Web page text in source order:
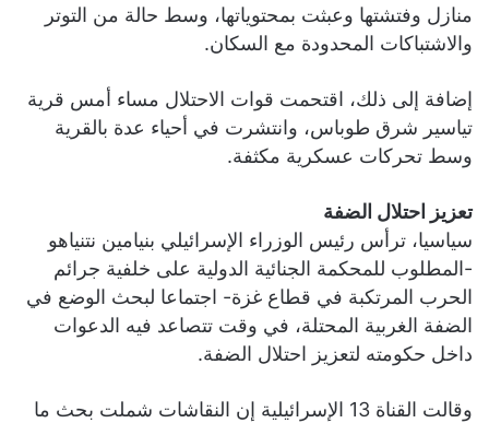
منازل وفتشتها وعبثت بمحتوياتها، وسط حالة من التوتر
والاشتباكات المحدودة مع السكان.
إضافة إلى ذلك، اقتحمت قوات الاحتلال مساء أمس قرية
تياسير شرق طوباس، وانتشرت في أحياء عدة بالقرية
وسط تحركات عسكرية مكثفة.
تعزيز احتلال الضفة
سياسيا، ترأس رئيس الوزراء الإسرائيلي بنيامين نتنياهو
-المطلوب للمحكمة الجنائية الدولية على خلفية جرائم
الحرب المرتكبة في قطاع غزة- اجتماعا لبحث الوضع في
الضفة الغربية المحتلة، في وقت تتصاعد فيه الدعوات
داخل حكومته لتعزيز احتلال الضفة.
وقالت القناة 13 الإسرائيلية إن النقاشات شملت بحث ما